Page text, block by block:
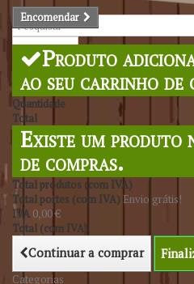
Pesquisar
Encomendar
Produto
ao seu carrinho de
Quantidade
Total
Existe um produto
de compras.
Total produtos (com IVA)
Total portes (com IVA) Envio grátis!
IVA 0,00 €
Total (com IVA)
Continuar a comprar
Categorias